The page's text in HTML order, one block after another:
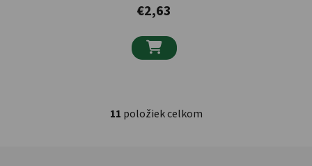
€2,63

Ovládacie prvky výpisu
11 položiek celkom